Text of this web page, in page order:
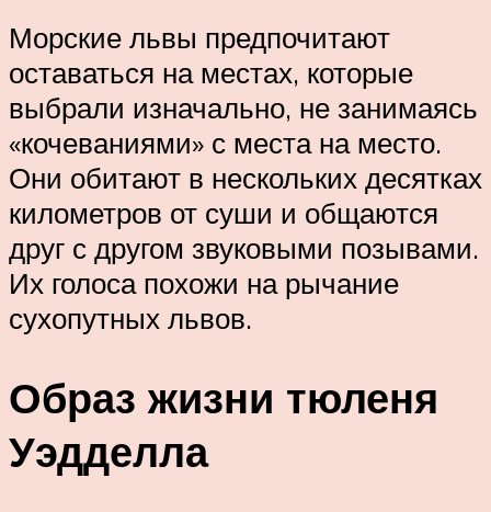
Морские львы предпочитают
оставаться на местах, которые
выбрали изначально, не занимаясь
«кочеваниями» с места на место.
Они обитают в нескольких десятках
километров от суши и общаются
друг с другом звуковыми позывами.
Их голоса похожи на рычание
сухопутных львов.
Образ жизни тюленя
Уэдделла